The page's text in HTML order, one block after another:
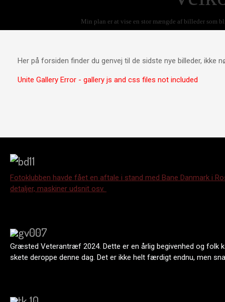
Min plan er at vise en stor mængde af billeder som
Her på forsiden finder du genvej til de sidste nye billeder, ikke
Unite Gallery Error - gallery js and css files not included
Fotoklubben havde fået en aftale i stand med Bane Danmark i
detaljer, maskiner udsnit osv.
Græsted Veterantræf 2024. Dette er en årlig begivenhed og folk
skete deroppe denne dag. Det er ikke helt færdigt endnu, men